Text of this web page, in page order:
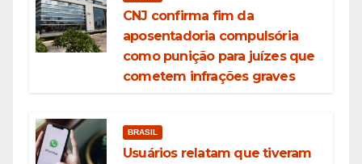
CNJ confirma fim da
aposentadoria compulsória
como punição para juízes que
cometem infrações graves
BRASIL
Usuários relatam que tiveram